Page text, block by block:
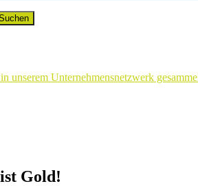
unserem Unternehmensnetzwerk
Gold!